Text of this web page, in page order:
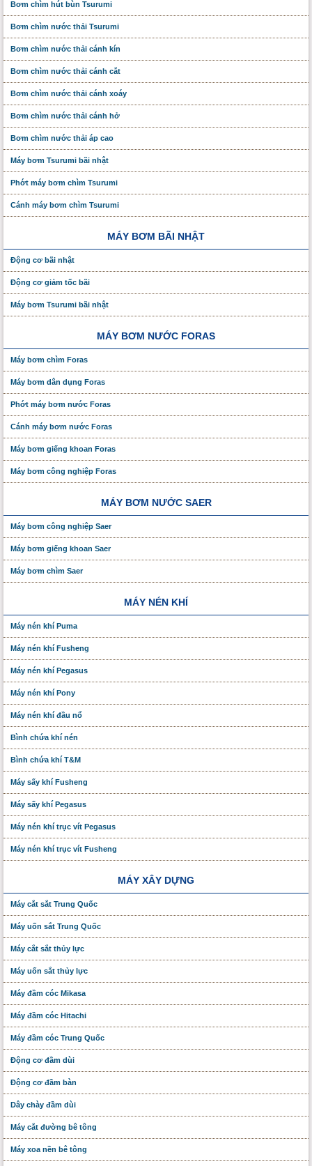
Bơm chìm hút bùn Tsurumi
Bơm chìm nước thải Tsurumi
Bơm chìm nước thải cánh kín
Bơm chìm nước thải cánh cắt
Bơm chìm nước thải cánh xoáy
Bơm chìm nước thải cánh hở
Bơm chìm nước thải áp cao
Máy bơm Tsurumi bãi nhật
Phớt máy bơm chìm Tsurumi
Cánh máy bơm chìm Tsurumi
MÁY BƠM BÃI NHẬT
Động cơ bãi nhật
Động cơ giảm tốc bãi
Máy bơm Tsurumi bãi nhật
MÁY BƠM NƯỚC FORAS
Máy bơm chìm Foras
Máy bơm dân dụng Foras
Phớt máy bơm nước Foras
Cánh máy bơm nước Foras
Máy bơm giếng khoan Foras
Máy bơm công nghiệp Foras
MÁY BƠM NƯỚC SAER
Máy bơm công nghiệp Saer
Máy bơm giếng khoan Saer
Máy bơm chìm Saer
MÁY NÉN KHÍ
Máy nén khí Puma
Máy nén khí Fusheng
Máy nén khí Pegasus
Máy nén khí Pony
Máy nén khí đầu nổ
Bình chứa khí nén
Bình chứa khí T&M
Máy sấy khí Fusheng
Máy sấy khí Pegasus
Máy nén khí trục vít Pegasus
Máy nén khí trục vít Fusheng
MÁY XÂY DỰNG
Máy cắt sắt Trung Quốc
Máy uốn sắt Trung Quốc
Máy cắt sắt thủy lực
Máy uốn sắt thủy lực
Máy đầm cóc Mikasa
Máy đầm cóc Hitachi
Máy đầm cóc Trung Quốc
Động cơ đầm dùi
Động cơ đầm bàn
Dây chày đầm dùi
Máy cắt đường bê tông
Máy xoa nền bê tông